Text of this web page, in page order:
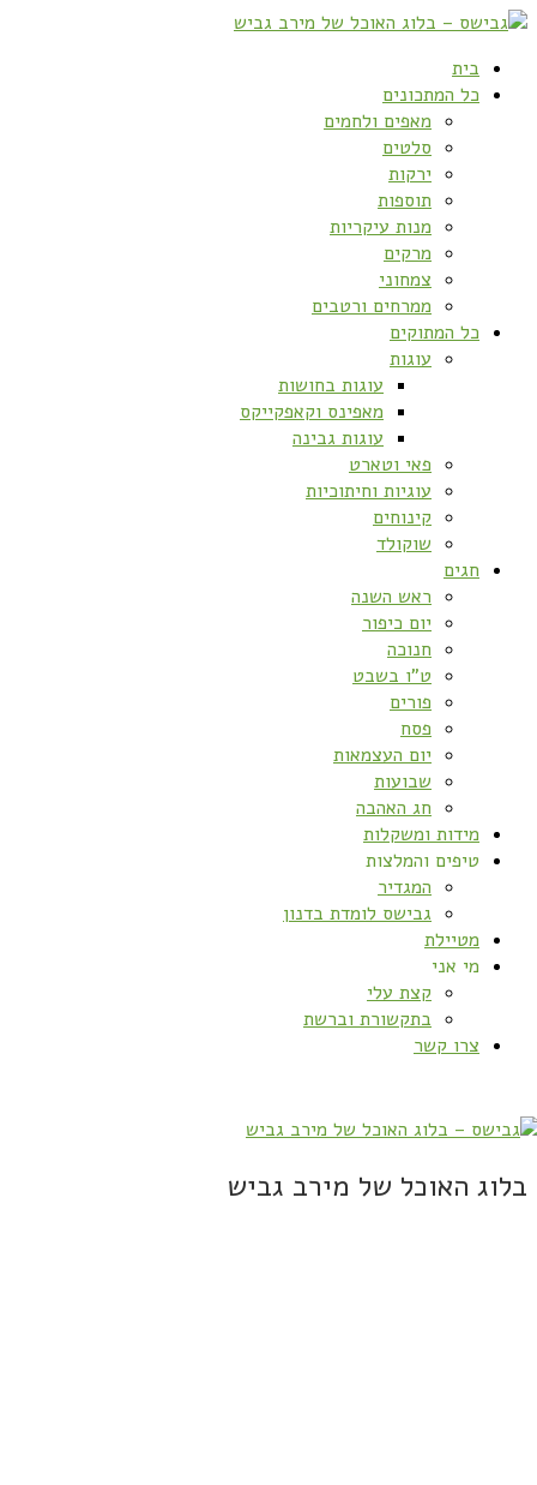
בית
כל המתכונים
מאפים ולחמים
סלטים
ירקות
תוספות
מנות עיקריות
מרקים
צמחוני
ממרחים ורטבים
כל המתוקים
עוגות
עוגות בחושות
מאפינס וקאפקייקס
עוגות גבינה
פאי וטארט
עוגיות וחיתוכיות
קינוחים
שוקולד
חגים
ראש השנה
יום כיפור
חנוכה
ט”ו בשבט
פורים
פסח
יום העצמאות
שבועות
חג האהבה
מידות ומשקלות
טיפים והמלצות
המגדיר
גבישס לומדת בדנון
מטיילת
מי אני
קצת עלי
בתקשורת וברשת
צרו קשר
בלוג האוכל של מירב גביש